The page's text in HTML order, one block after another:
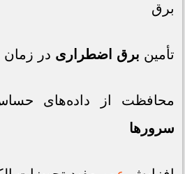
برق
تأمین برق اضطراری در
محافظت از داده‌های
سرورها